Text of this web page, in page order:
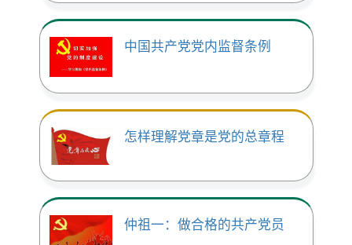
中国共产党党内监督条例
怎样理解党章是党的总章程
仲祖一：做合格的共产党员